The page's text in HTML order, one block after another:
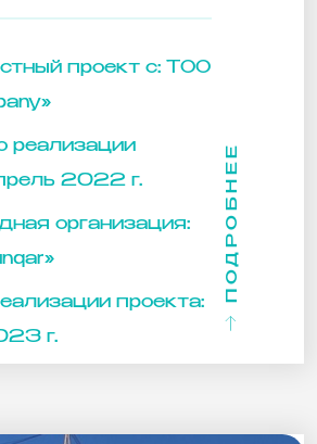
проект с: ТОО
реализации
2022 г.
организация:
проекта:
г.
ПОДРОБНЕЕ